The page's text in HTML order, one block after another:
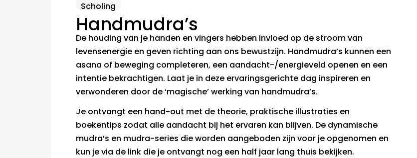
Scholing
Handmudra’s
De houding van je handen en vingers hebben invloed op de stroom van
levensenergie en geven richting aan ons bewustzijn. Handmudra’s kunnen een
asana of beweging completeren, een aandacht-/energieveld openen en een
intentie bekrachtigen. Laat je in deze ervaringsgerichte dag inspireren en
verwonderen door de ‘magische’ werking van handmudra’s.
Je ontvangt een hand-out met de theorie, praktische illustraties en
boekentips zodat alle aandacht bij het ervaren kan blijven. De dynamische
mudra’s en mudra-series die worden aangeboden zijn voor je opgenomen en
kun je via de link die je ontvangt nog een half jaar lang thuis bekijken.